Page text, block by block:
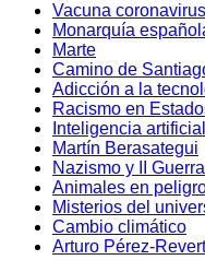
Vacuna coronavirus
Monarquía
Marte
Camino de
Adicción a la
Racismo en
Inteligencia
Martín Berasategui
Nazismo y II
Animales en
Misterios del
Cambio climático
Arturo Pérez-